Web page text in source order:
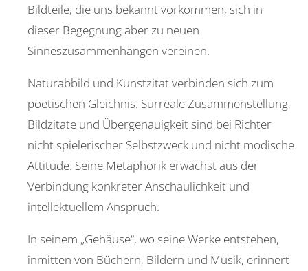
Bildteile, die uns bekannt vorkommen, sich in
dieser Begegnung aber zu neuen
Sinneszusammenhängen vereinen.
Naturabbild und Kunstzitat verbinden sich zum
poetischen Gleichnis. Surreale Zusammenstellung,
Bildzitate und Übergenauigkeit sind bei Richter
nicht spielerischer Selbstzweck und nicht modische
Attitüde. Seine Metaphorik erwächst aus der
Verbindung konkreter Anschaulichkeit und
intellektuellem Anspruch.
In seinem „Gehäuse“, wo seine Werke entstehen,
inmitten von Büchern, Bildern und Musik, erinnert